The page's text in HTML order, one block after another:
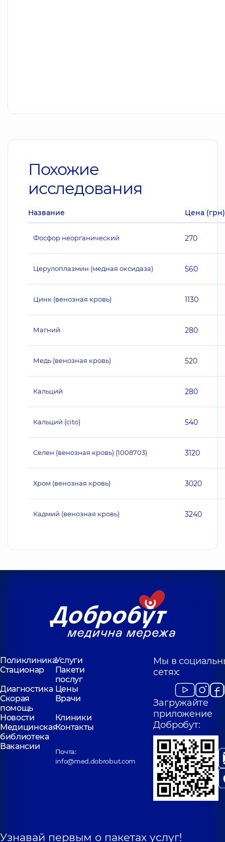
Похожие
исследования
Название Цена (грн)
Фосфор неорганический 270
Церулоплазмин (медная оксидаза) 560
Цинк (венозная кровь) 1130
Магний 280
Медь (венозная кровь) 520
Кальций 280
Кальций (cito) 540
Селен (венозная кровь) (1008703) 3120
Хром (венозная кровь) 3020
Кадмий (венозная кровь) 3240
ПоликлиникаУслуги
Стационар
Пакети
послуг
Диагностика Цены
Скорая
помощь
Врачи
Новости
Клиники
Медицинская
библиотека
Контакты
Вакансии
Почта:
info@med.dobrobut.com
Мы в
сетях:
Загружайте
приложение
Добробут:
Узнавай первым о пакетах услуг!